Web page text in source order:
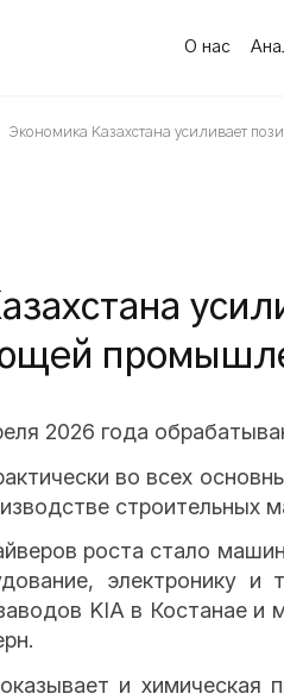
О нас
Экономика Казахстана усиливает
2026 года
во всех
строительных
роста стало
электронику
KIA в Костанае и
и химическая